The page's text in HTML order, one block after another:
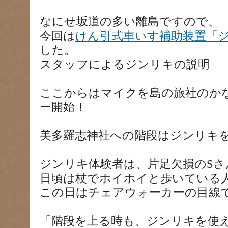
なにせ坂道の多い離島ですので、
今回はけん引式車いす補助装置「
した。
スタッフによるジンリキの説明
ここからはマイクを島の旅社のか
ー開始！
美多羅志神社への階段はジンリキ
ジンリキ体験者は、片足欠損のS
日頃は杖でホイホイと歩いている
この日はチェアウォーカーの目線
「階段を上る時も、ジンリキを